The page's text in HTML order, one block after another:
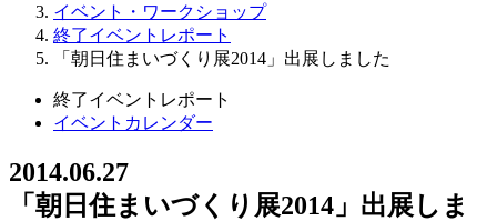
イベント・ワークショップ
終了イベントレポート
「朝日住まいづくり展2014」出展しました
終了イベントレポート
イベントカレンダー
2014.06.27
「朝日住まいづくり展2014」出展しま